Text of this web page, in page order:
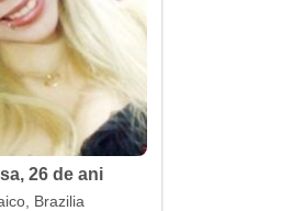
26 de ani
Brazilia